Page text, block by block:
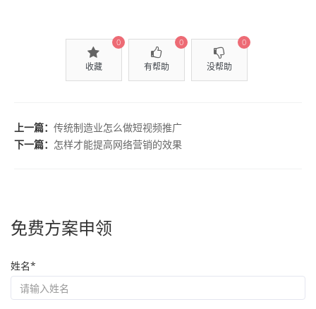
收藏
0
有帮助
0
没帮助
0
上一篇： 传统制造业怎么做短视频推广
下一篇： 怎样才能提高网络营销的效果
免费方案申领
姓名*